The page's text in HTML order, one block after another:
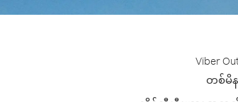
Viber
တစ်မိန